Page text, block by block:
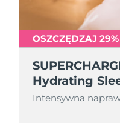
OSZCZĘDZAJ 29%
Hydrating
Intensywna